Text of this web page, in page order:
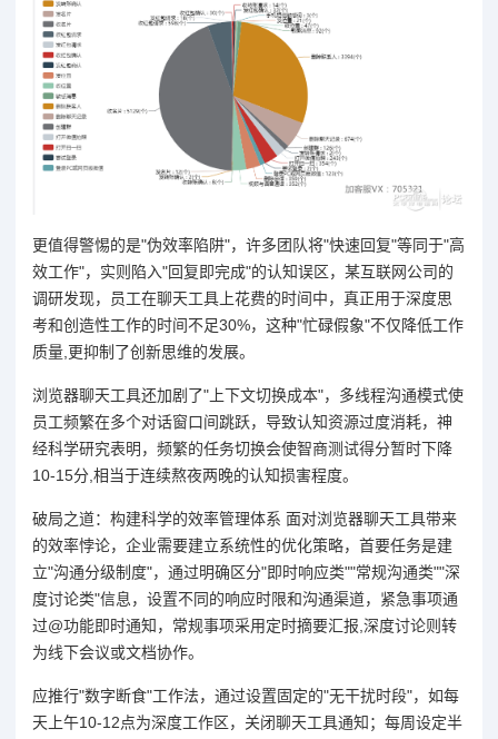
更值得警惕的是"伪效率陷阱"，许多团队将"快速回复"等同于"高
效工作"，实则陷入"回复即完成"的认知误区，某互联网公司的
调研发现，员工在聊天工具上花费的时间中，真正用于深度思
考和创造性工作的时间不足30%，这种"忙碌假象"不仅降低工作
质量,更抑制了创新思维的发展。
浏览器聊天工具还加剧了"上下文切换成本"，多线程沟通模式使
员工频繁在多个对话窗口间跳跃，导致认知资源过度消耗，神
经科学研究表明，频繁的任务切换会使智商测试得分暂时下降
10-15分,相当于连续熬夜两晚的认知损害程度。
破局之道：构建科学的效率管理体系 面对浏览器聊天工具带来
的效率悖论，企业需要建立系统性的优化策略，首要任务是建
立"沟通分级制度"，通过明确区分"即时响应类""常规沟通类""深
度讨论类"信息，设置不同的响应时限和沟通渠道，紧急事项通
过@功能即时通知，常规事项采用定时摘要汇报,深度讨论则转
为线下会议或文档协作。
应推行"数字断食"工作法，通过设置固定的"无干扰时段"，如每
天上午10-12点为深度工作区，关闭聊天工具通知；每周设定半